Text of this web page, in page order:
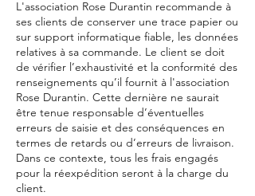
L'association Rose Durantin recommande à
ses clients de conserver une trace papier ou
sur support informatique fiable, les données
relatives à sa commande. Le client se doit
de vérifier l’exhaustivité et la conformité des
renseignements qu’il fournit à l'association
Rose Durantin. Cette dernière ne saurait
être tenue responsable d’éventuelles
erreurs de saisie et des conséquences en
termes de retards ou d’erreurs de livraison.
Dans ce contexte, tous les frais engagés
pour la réexpédition seront à la charge du
client.